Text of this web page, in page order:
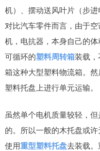
机）、摆动送风叶片（步进
对比汽车零件而言，由于
机，电抗器，本身自己的
可循环的塑料周转箱装载，
箱这种大型塑料物流箱。
塑料托盘上进行单元运输。
虽然单个电机质量较轻，
的。所以一般的木托盘或
使用重型塑料托盘去装载。